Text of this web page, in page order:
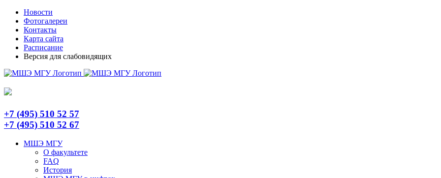
Skip
content
TelegramНовости
Фотогалереи
Контакты
Карта сайта
Расписание
Версия для слабовидящих
+7 (495) 510 52 57
+7 (495) 510 52 67
МШЭ МГУ
О факультете
FAQ
История